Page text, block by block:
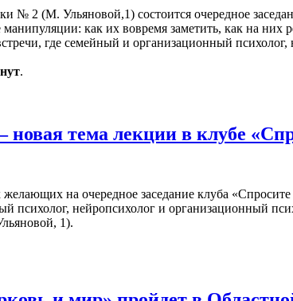
№ 2 (М. Ульяновой,1) состоится очередное
манипуляции: как их вовремя заметить, как на
где семейный и организационный
.
тема лекции в клубе
желающих на очередное заседание клуба
психолог, нейропсихолог и организационный
1).